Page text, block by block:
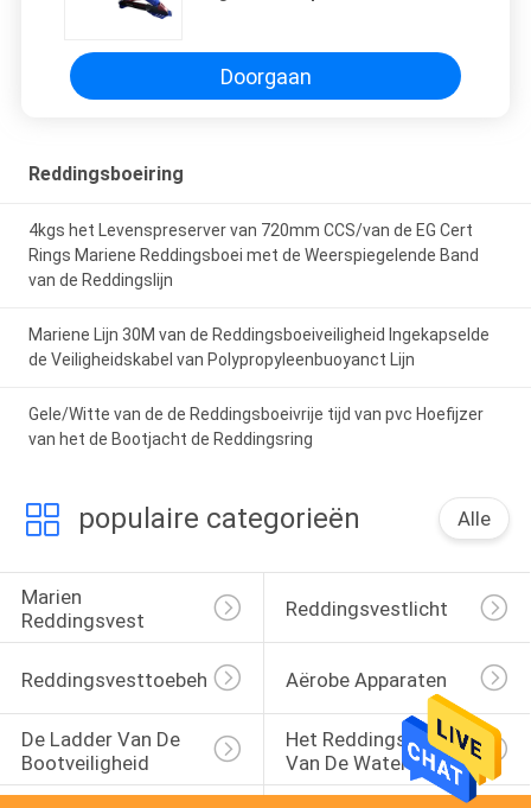
Doorgaan
Reddingsboeiring
4kgs het Levenspreserver van 720mm CCS/van de EG Cert
Rings Mariene Reddingsboei met de Weerspiegelende Band
van de Reddingslijn
Mariene Lijn 30M van de Reddingsboeiveiligheid Ingekapselde
de Veiligheidskabel van Polypropyleenbuoyanct Lijn
Gele/Witte van de de Reddingsboeivrije tijd van pvc Hoefijzer
van het de Bootjacht de Reddingsring
populaire categorieën Alle
Marien
Reddingsvest
Reddingsvestlicht
Reddingsvesttoebehoren Aërobe Apparaten
De Ladder Van De
Bootveiligheid
Het Reddingsvest
Van De Watersport